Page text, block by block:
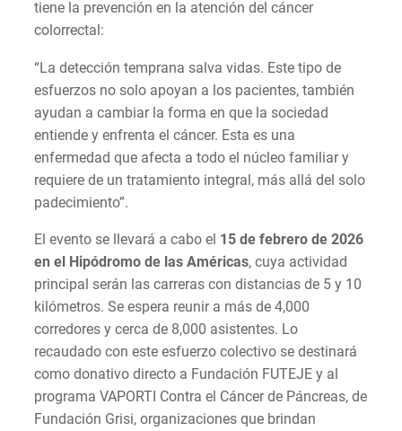
tiene la prevención en la atención del cáncer
colorrectal:
“La detección temprana salva vidas. Este tipo de
esfuerzos no solo apoyan a los pacientes, también
ayudan a cambiar la forma en que la sociedad
entiende y enfrenta el cáncer. Esta es una
enfermedad que afecta a todo el núcleo familiar y
requiere de un tratamiento integral, más allá del solo
padecimiento”.
El evento se llevará a cabo el 15 de febrero de 2026
en el Hipódromo de las Américas, cuya actividad
principal serán las carreras con distancias de 5 y 10
kilómetros. Se espera reunir a más de 4,000
corredores y cerca de 8,000 asistentes. Lo
recaudado con este esfuerzo colectivo se destinará
como donativo directo a Fundación FUTEJE y al
programa VAPORTI Contra el Cáncer de Páncreas, de
Fundación Grisi, organizaciones que brindan